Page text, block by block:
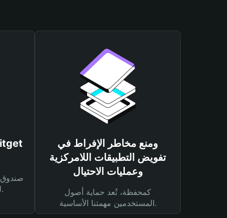
لحماية أصولك ومعاملاتك.
ومنع مخاطر الإفراط في
تفويض التطبيقات اللامركزية
وعمليات الاحتيال
كمحفظة، تُعد حماية أصول
المستخدمين مهمتنا الأساسية.